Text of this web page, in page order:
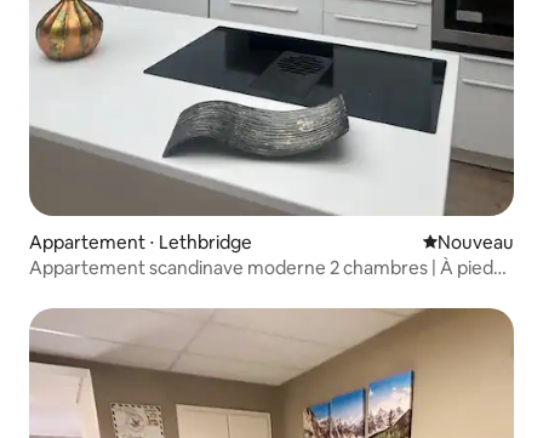
Appartement ⋅ Lethbridge Nouvel
Nouveau
Appartement scandinave moderne 2 chambres | À pied